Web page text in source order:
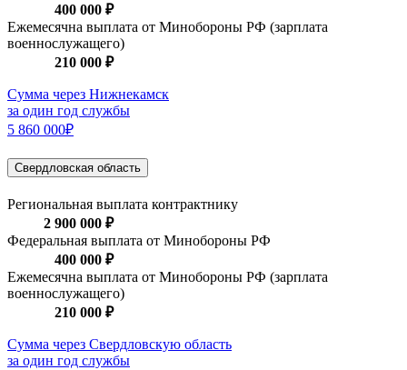
400 000 ₽
Ежемесячна выплата от Минобороны РФ (зарплата
военнослужащего)
210 000 ₽
Сумма через Нижнекамск
за один год службы
5 860 000₽
Свердловская область
Региональная выплата контрактнику
2 900 000 ₽
Федеральная выплата от Минобороны РФ
400 000 ₽
Ежемесячна выплата от Минобороны РФ (зарплата
военнослужащего)
210 000 ₽
Сумма через Свердловскую область
за один год службы